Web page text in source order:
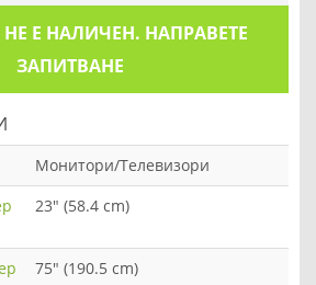
Е НАЛИЧЕН. НАПРАВЕТЕ
ЗАПИТВАНЕ
Mонитори/Телевизори
23" (58.4 cm)
75" (190.5 cm)